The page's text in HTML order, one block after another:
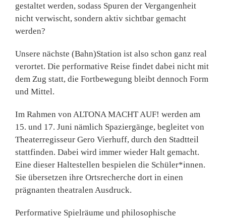
gestaltet werden, sodass Spuren der Vergangenheit
nicht verwischt, sondern aktiv sichtbar gemacht
werden?
Unsere nächste (Bahn)Station ist also schon ganz real
verortet. Die performative Reise findet dabei nicht mit
dem Zug statt, die Fortbewegung bleibt dennoch Form
und Mittel.
Im Rahmen von ALTONA MACHT AUF! werden am
15. und 17. Juni nämlich Spaziergänge, begleitet von
Theaterregisseur Gero Vierhuff, durch den Stadtteil
stattfinden. Dabei wird immer wieder Halt gemacht.
Eine dieser Haltestellen bespielen die Schüler*innen.
Sie übersetzen ihre Ortsrecherche dort in einen
prägnanten theatralen Ausdruck.
Performative Spielräume und philosophische